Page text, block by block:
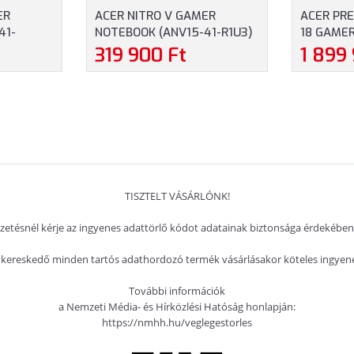
AMD
RAM,
ACER NITRO V GAMER
NOTEBOOK (ANV15-41-R1U3)
- 15.6" FULLHD, AMD RYZEN
5-7535HS, 16GB RAM, 512GB
319 900 Ft
ACER
18
I71-905T)
1 899
TISZTELT VÁSÁRLÓNK!
kérje az ingyenes adattörlő kódot adatainak biztonsága
minden tartós adathordozó termék vásárlásakor köteles
További információk
a Nemzeti Média- és Hírközlési Hatóság honlapján:
https://nmhh.hu/veglegestorles